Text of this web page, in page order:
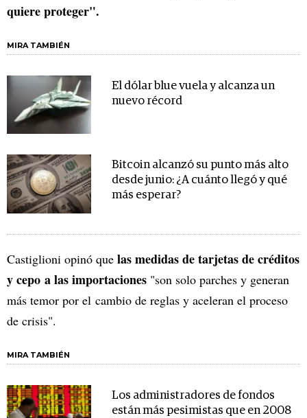
quiere proteger".
MIRA TAMBIÉN
El dólar blue vuela y alcanza un
nuevo récord
Bitcoin alcanzó su punto más alto
desde junio: ¿A cuánto llegó y qué
más esperar?
Castiglioni opinó que las medidas de tarjetas de créditos
y cepo a las importaciones "son solo parches y generan
más temor por el cambio de reglas y aceleran el proceso
de crisis".
MIRA TAMBIÉN
Los administradores de fondos
están más pesimistas que en 2008